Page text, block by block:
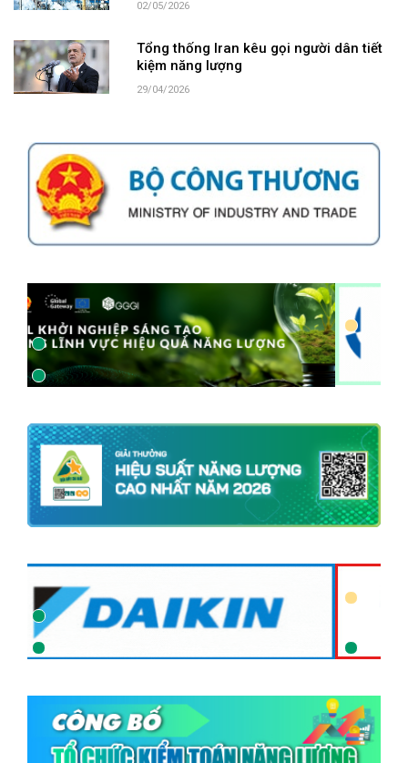
02/05/2026
Tổng thống Iran kêu gọi người dân tiết
kiệm năng lượng
29/04/2026